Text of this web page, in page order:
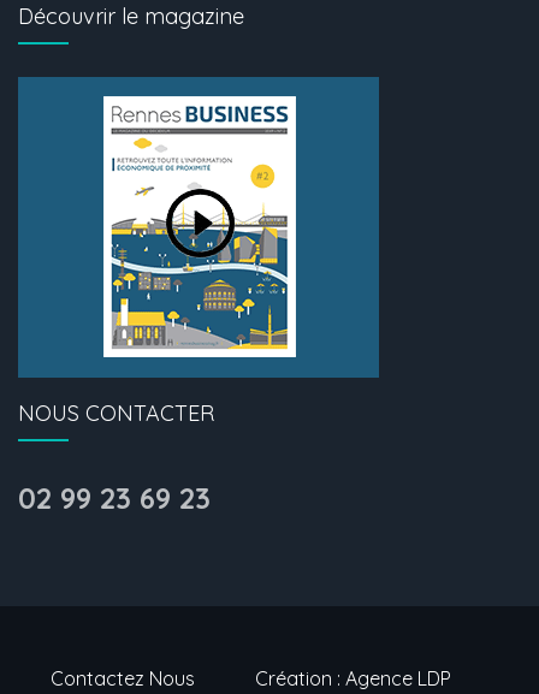
Découvrir le magazine
NOUS CONTACTER
02 99 23 69 23
Contactez Nous Création : Agence LDP